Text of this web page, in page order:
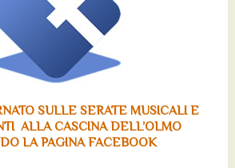
SULLE SERATE MUSICALI E
ALLA CASCINA DELL’OLMO
LA PAGINA FACEBOOK